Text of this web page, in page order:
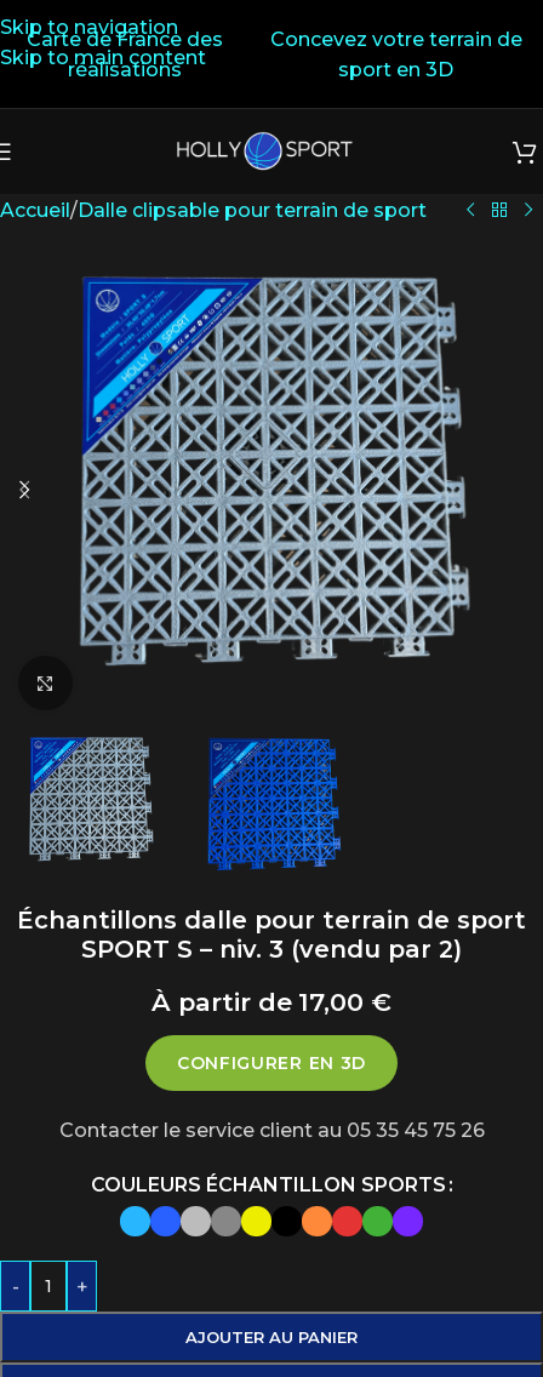
Skip to navigation
Skip to main content
Carte de France des
réalisations
Concevez votre terrain de
sport en 3D
Accueil/Dalle clipsable pour terrain de sport
Échantillons dalle pour terrain de sport
SPORT S – niv. 3 (vendu par 2)
17,00 €
CONFIGURER EN 3D
Contacter le service client au 05 35 45 75 26
COULEURS ÉCHANTILLON SPORTS
- +
AJOUTER AU PANIER